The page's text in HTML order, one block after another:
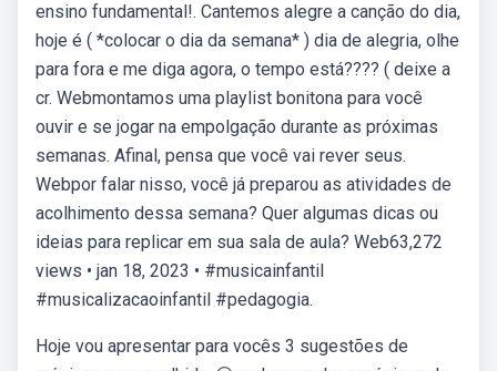
ensino fundamental!. Cantemos alegre a canção do dia,
hoje é ( *colocar o dia da semana* ) dia de alegria, olhe
para fora e me diga agora, o tempo está???? ( deixe a
cr. Webmontamos uma playlist bonitona para você
ouvir e se jogar na empolgação durante as próximas
semanas. Afinal, pensa que você vai rever seus.
Webpor falar nisso, você já preparou as atividades de
acolhimento dessa semana? Quer algumas dicas ou
ideias para replicar em sua sala de aula? Web63,272
views • jan 18, 2023 • #musicainfantil
#musicalizacaoinfantil #pedagogia.
Hoje vou apresentar para vocês 3 sugestões de